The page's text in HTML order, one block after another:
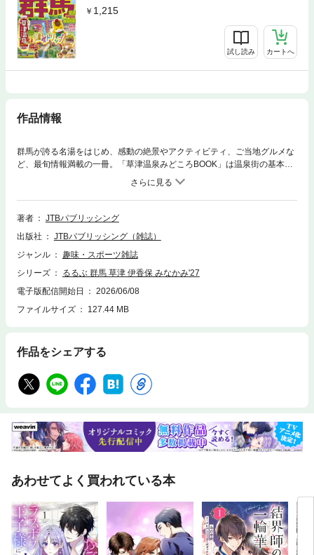
1,215
試し読み カートへ
作品情報
群馬が誇る名湯をはじめ、感動の絶景やアクティビティ、ご当地グルメな
ど、最旬情報満載の一冊。「草津温泉みどころBOOK」は温泉街の基本情
報や見どころをギュッと凝縮！＜主な特集内容＞【巻頭特集1】4大温泉地
に宿泊！1泊2日パーフェクトモデルプラン草津温泉／伊香保温泉／水上温
泉郷／四万温泉【巻頭特集2】ぐんま旅！激推しハイライト・極楽！名湯
巡り・圧倒！美景ひとりじめ・必食！絶品グルメ・アクティブに！レジャ
草津湯けむりグルメetc.●伊香保温泉・渋川・榛名・石段街湯けむりさん
ぽ・伊香保の人気ランチetc.●みなかみ・ウォーターアクティビティ・名物
記のほか、各エリアのみどころや注目の宿、道の駅情報なども満載です。
【特別付録1】草津温泉 みどころBOOK湯畑周辺MAP付きで、温泉街散策
に便利。最新＆定番グルメや公共浴場などを紹介し、草津温泉はこの一冊
におまかせ！【特別付録2】ドライブ＆エリアMAPドライブに役立つアド
妙義・安中・前橋・桐生・赤城山・伊勢崎・太田・館林 ・高崎・沼田●
ポットを徹底紹介した旅行ガイドブックです。国内・海外あわせて約200
のラインナップを展開、2023年でブランド誕生50周年を迎えました！
で、幅広い方々により旅行を楽しんでいただけるガイドブックです。※こ
の電子書籍は2026年6月にJTBパブリッシングから発行された図書を画像
化したものです。電子書籍化にあたり、一部内容を変更している場合があ
著者
JTBパブリッシング
出版社
JTBパブリッシング（雑誌）
ジャンル
趣味・スポーツ雑誌
シリーズ
るるぶ 群馬 草津 伊香保 みなかみ'27
電子版配信開始日
2026/06/08
ファイルサイズ
127.44 MB
作品をシェアする
あわせてよく買われている本